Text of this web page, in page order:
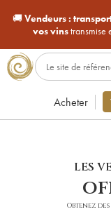
🚚Vendeurs :
vos vins
Acheter
LES
Obtenez